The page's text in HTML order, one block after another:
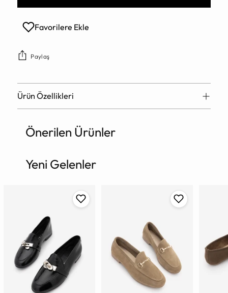
Favorilere Ekle
Paylaş
Ürün Özellikleri
Ürün
sepete
Önerilen Ürünler
Yeni Gelenler